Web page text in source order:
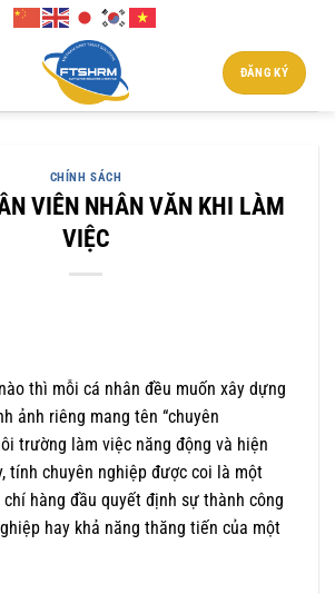
ĐĂNG KÝ
CHÍNH SÁCH
VIÊN NHÂN VĂN KHI LÀM
VIỆC
thì mỗi cá nhân đều muốn xây dựng
ảnh riêng mang tên “chuyên
trường làm việc năng động và hiện
tính chuyên nghiệp được coi là một
hàng đầu quyết định sự thành công
hay khả năng thăng tiến của một